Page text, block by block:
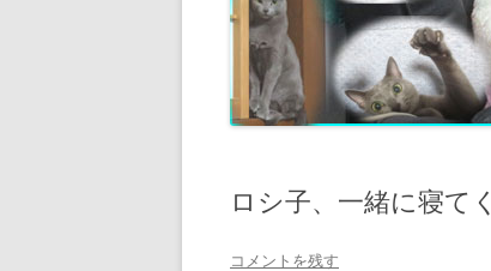
ロシ子、一緒に寝
コメントを残す